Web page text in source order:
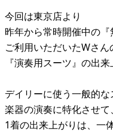
今回は東京店より
昨年から常時開催中の
ご利用いただいたWさん
『演奏用スーツ』の出来
デイリーに使う一般的な
楽器の演奏に特化させ
1着の出来上がりは、一